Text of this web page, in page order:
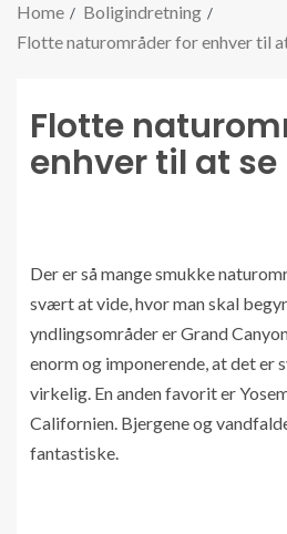
Home
Boligindretning
Flotte naturområder for enhver til
Flotte
enhver til at se
Der er så mange smukke
svært at vide, hvor man skal
yndlingsområder er Grand
enorm og imponerende, at det er
virkelig. En anden favorit er
Californien. Bjergene og
fantastiske.